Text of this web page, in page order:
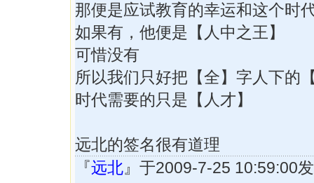
那便是应试教育的幸运和这个时
如果有，他便是【人中之王】
可惜没有
所以我们只好把【全】字人下的
时代需要的只是【人才】
远北的签名很有道理
『远北 』于2009-7-25 10:59:00